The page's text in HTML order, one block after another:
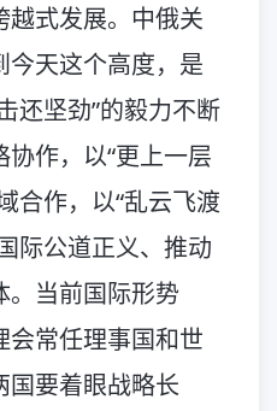
越式发展。中俄关
今天这个高度，是
还坚劲”的毅力不断
作，以“更上一层
合作，以“乱云飞渡
际公道正义、推动
。当前国际形势
会常任理事国和世
国要着眼战略长